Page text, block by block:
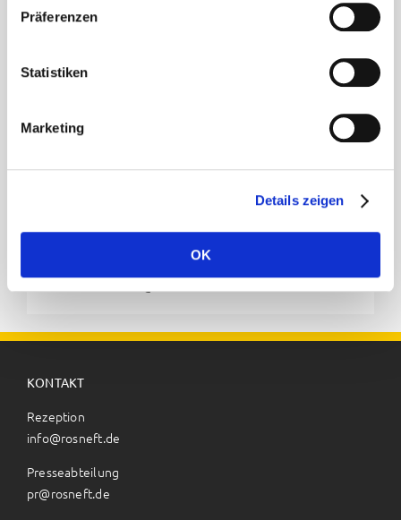
Präferenzen
Statistiken
Marketing
Details zeigen
OK
lokale Händler, Tankstellenbesitzer oder andere
deutschen Gesetzgebung verwendet die Rosneft
Deutschland GmbH auch Biodiesel, Bioethanol und
KONTAKT
Rezeption
info@rosneft.de
Presseabteilung
pr@rosneft.de